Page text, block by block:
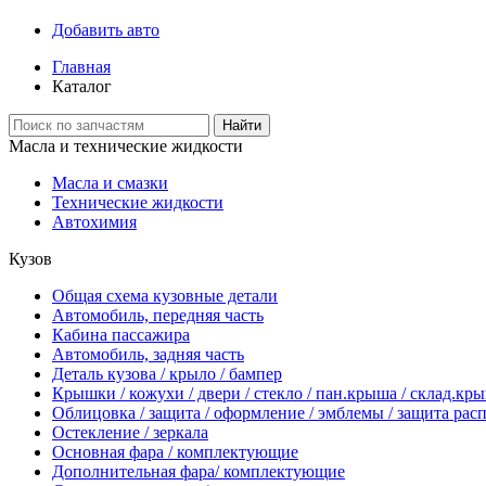
Добавить авто
Главная
Каталог
Найти
Масла и технические жидкости
Масла и смазки
Технические жидкости
Автохимия
Кузов
Общая схема кузовные детали
Автомобиль, передняя часть
Кабина пассажира
Автомобиль, задняя часть
Деталь кузова / крыло / бампер
Крышки / кожухи / двери / стекло / пан.крыша /
Облицовка / защита / оформление / эмблемы / защита
Остекление / зеркала
Основная фара / комплектующие
Дополнительная фара/ комплектующие